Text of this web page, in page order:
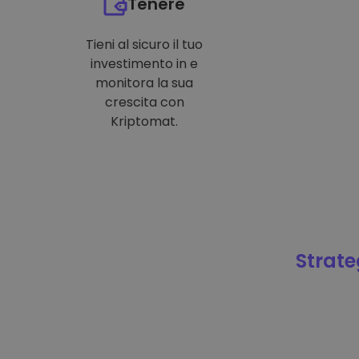
Tieni al sicuro il tuo
investimento in e
monitora la sua
crescita con
Kriptomat.